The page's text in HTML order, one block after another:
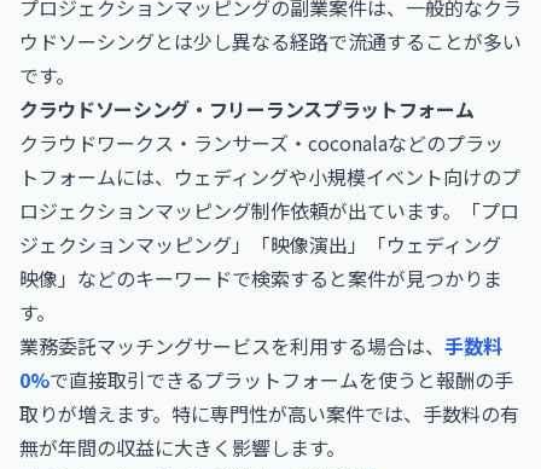
プロジェクションマッピングの副業案件は、一般的なクラ
ウドソーシングとは少し異なる経路で流通することが多い
です。
クラウドソーシング・フリーランスプラットフォーム
クラウドワークス・ランサーズ・coconalaなどのプラッ
トフォームには、ウェディングや小規模イベント向けのプ
ロジェクションマッピング制作依頼が出ています。「プロ
ジェクションマッピング」「映像演出」「ウェディング
映像」などのキーワードで検索すると案件が見つかりま
す。
業務委託マッチングサービスを利用する場合は、 手数料
0%で直接取引できるプラットフォームを使うと報酬の手
取りが増えます。特に専門性が高い案件では、手数料の有
無が年間の収益に大きく影響します。